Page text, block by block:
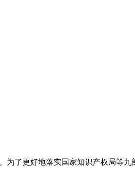
为了更好地落实国家知识产权局等